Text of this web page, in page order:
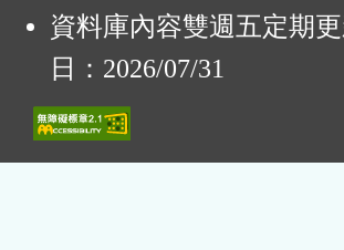
資料庫內容雙週五定期
日：2026/07/31